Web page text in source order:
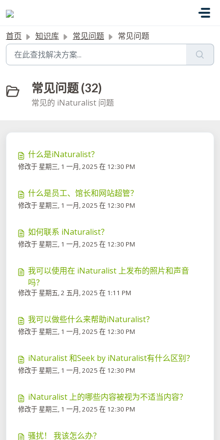
首页 知识库 常见问题 常见问题
常见问题 (32)
常见的 iNaturalist 问题
什么是iNaturalist？
修改于 星期三, 1 一月, 2025 在 12:30 PM
什么是员工、馆长和网站超管？
修改于 星期三, 1 一月, 2025 在 12:30 PM
如何联系 iNaturalist？
修改于 星期三, 1 一月, 2025 在 12:30 PM
我可以使用在 iNaturalist 上发布的照片​​和声音
吗？
修改于 星期五, 2 五月, 2025 在 1:11 PM
我可以做些什么来帮助iNaturalist？
修改于 星期三, 1 一月, 2025 在 12:30 PM
iNaturalist 和Seek by iNaturalist有什么区别？
修改于 星期三, 1 一月, 2025 在 12:30 PM
iNaturalist 上的哪些内容被视为不适当内容？
修改于 星期三, 1 一月, 2025 在 12:30 PM
骚扰！ 我该怎么办？